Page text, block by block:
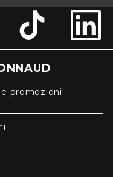
promozioni!